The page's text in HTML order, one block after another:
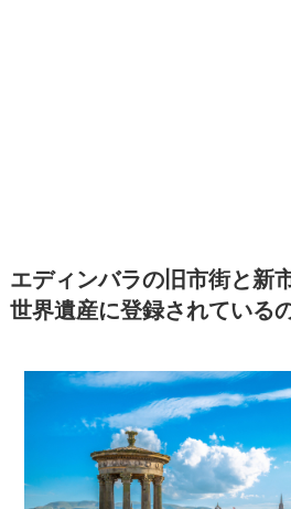
エディンバラの旧市街と新
世界遺産に登録されている